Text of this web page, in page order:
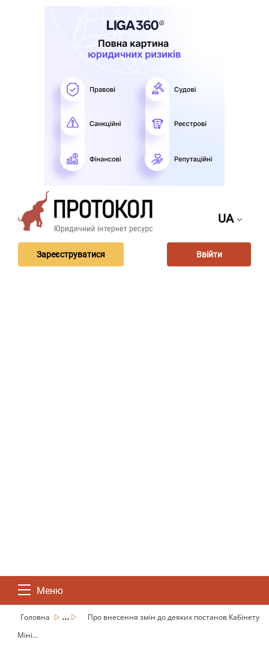
UA
Зареєструватися Ввійти
Меню
Головна ...
Про внесення змін до деяких постанов Кабінету
Міні...